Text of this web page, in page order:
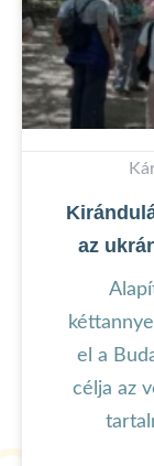
az
el a
célja az